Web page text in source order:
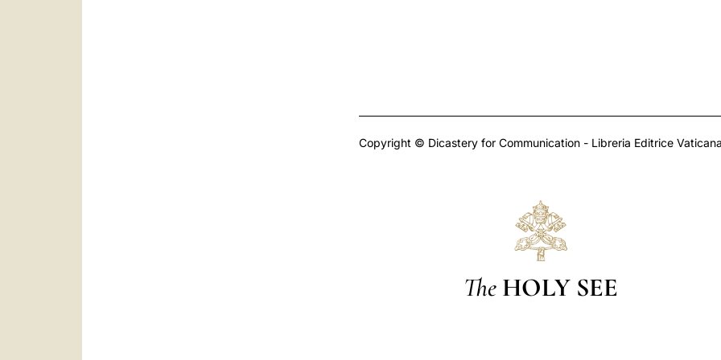
Copyright © Dicastery for Communication - Libreria Editrice
The HOLY SEE